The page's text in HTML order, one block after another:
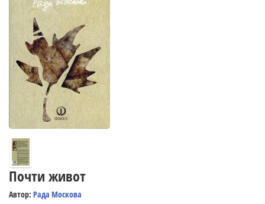
Почти живот
Автор: Рада Москова